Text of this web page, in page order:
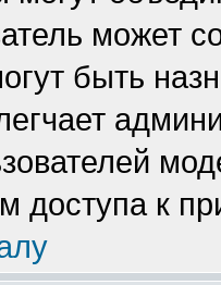
может
быть
доступа к